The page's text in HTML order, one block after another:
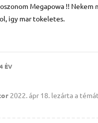
Megapowa !! Nekem
igy mar tokeletes.
ÉV
2022. ápr 18. lezárta a